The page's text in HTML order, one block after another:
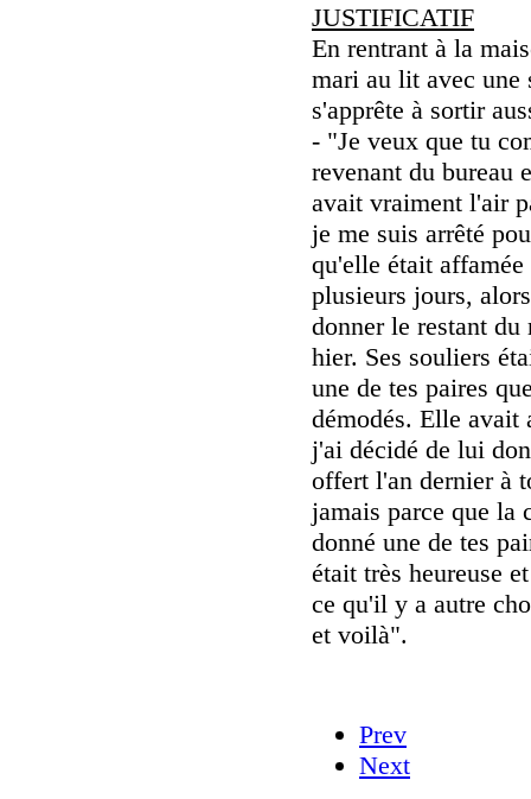
JUSTIFICATIF
En rentrant à la
mari au lit avec une
s'apprête à sortir
- "Je veux que tu
revenant du bureau
avait vraiment l'air
je me suis arrêté
qu'elle était
plusieurs jours,
donner le restant du
hier. Ses souliers
une de tes paires
démodés. Elle
j'ai décidé de lui
offert l'an dernier à
jamais parce que la
donné une de tes
était très heureuse
ce qu'il y a autre
et voilà".
Prev
Next